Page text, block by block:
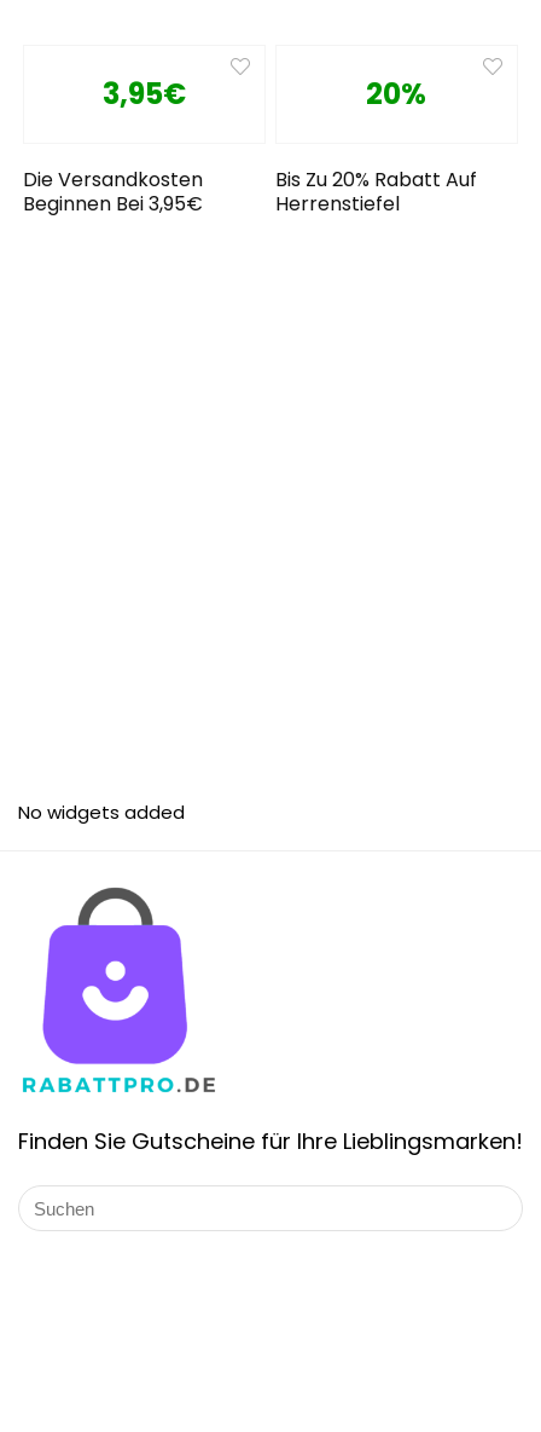
3,95€
Die Versandkosten
Beginnen Bei 3,95€
20%
Bis Zu 20% Rabatt Auf
Herrenstiefel
No widgets added
Finden Sie Gutscheine für Ihre Lieblingsmarken!